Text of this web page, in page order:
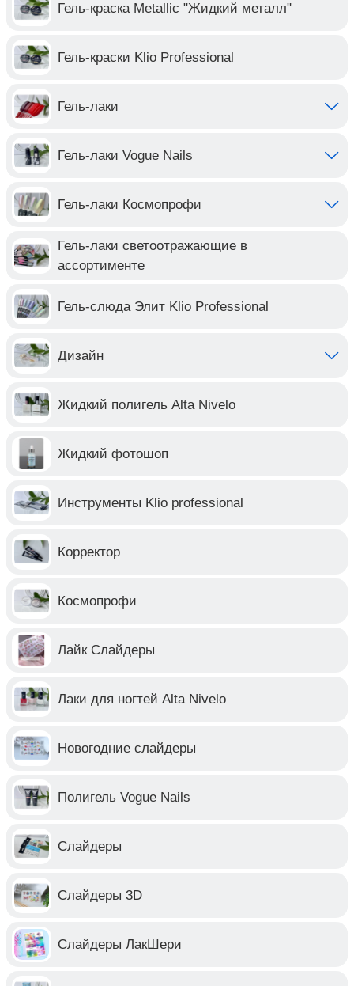
Гель-краска Metallic "Жидкий металл"
Гель-краски Klio Professional
Гель-лаки
Гель-лаки Vogue Nails
Гель-лаки Космопрофи
Гель-лаки светоотражающие в
ассортименте
Гель-слюда Элит Klio Professional
Дизайн
Жидкий полигель Alta Nivelo
Жидкий фотошоп
Инструменты Klio professional
Корректор
Космопрофи
Лайк Слайдеры
Лаки для ногтей Alta Nivelo
Новогодние слайдеры
Полигель Vogue Nails
Слайдеры
Слайдеры 3D
Слайдеры ЛакШери